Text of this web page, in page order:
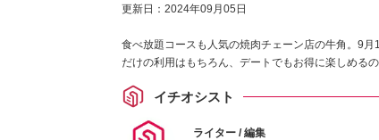
更新日： 2024年09月05日
食べ放題コースも人気の焼肉チェーン店の牛角。9
だけの利用はもちろん、デートでもお得に楽しめる
イチオシスト
ライター / 編集